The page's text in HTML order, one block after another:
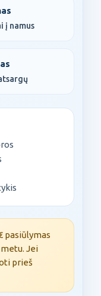
į namus
pasiūlymas
Jei
prieš